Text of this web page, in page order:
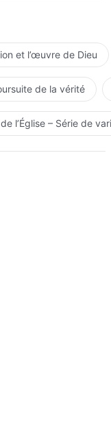
et l’œuvre de Dieu
de la vérité
l’Église – Série de